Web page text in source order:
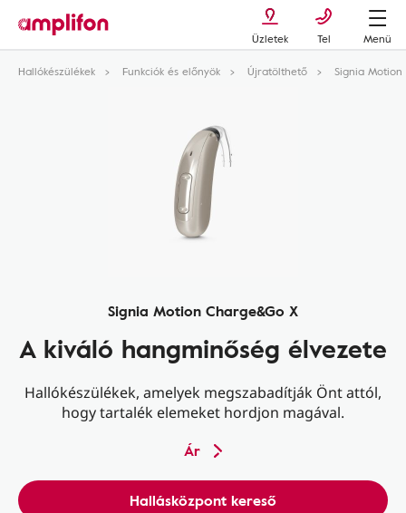
Üzletek Tel
Menü
Hallókészülékek
Funkciók és előnyök Újratölthető Signia
Signia Motion Charge&Go X
A kiváló hangminőség élvezete
Hallókészülékek, amelyek megszabadítják Önt attól,
hogy tartalék elemeket hordjon magával.
Ár
Hallásközpont kereső